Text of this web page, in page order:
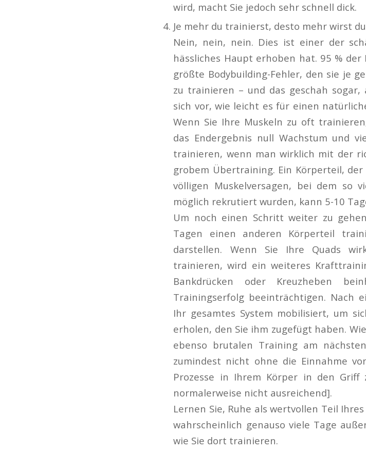
wird, macht Sie jedoch sehr schnell dick.
Je mehr du trainierst, desto mehr wirst
Nein, nein, nein. Dies ist einer der
hässliches Haupt erhoben hat. 95 %
größte Bodybuilding-Fehler, den sie je
zu trainieren – und das geschah sogar,
sich vor, wie leicht es für einen
Wenn Sie Ihre Muskeln zu oft
das Endergebnis null Wachstum und
trainieren, wenn man wirklich mit der
grobem Übertraining. Ein Körperteil,
völligen Muskelversagen, bei dem so
möglich rekrutiert wurden, kann 5-10
Um noch einen Schritt weiter zu
Tagen einen anderen Körperteil
darstellen. Wenn Sie Ihre Quads
trainieren, wird ein weiteres
Bankdrücken oder Kreuzheben
Trainingserfolg beeinträchtigen. Nach
Ihr gesamtes System mobilisiert, um
erholen, den Sie ihm zugefügt haben.
ebenso brutalen Training am
zumindest nicht ohne die Einnahme
Prozesse in Ihrem Körper in den
normalerweise nicht ausreichend].
Lernen Sie, Ruhe als wertvollen Teil
wahrscheinlich genauso viele Tage
wie Sie dort trainieren.